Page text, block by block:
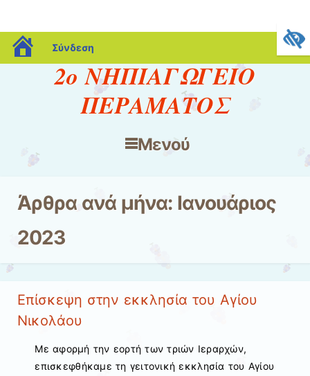
blogs.sch.gr
Σύνδεση
2ο ΝΗΠΙΑΓΩΓΕΙΟ
ΠΕΡΑΜΑΤΟΣ
Μενού
Μετάβαση στο περιεχόμενο
Άρθρα ανά μήνα: Ιανουάριος
2023
Επίσκεψη στην εκκλησία του Αγίου
Νικολάου
Με αφορμή την εορτή των τριών Ιεραρχών,
επισκεφθήκαμε τη γειτονική εκκλησία του Αγίου